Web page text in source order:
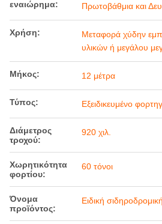
εναιώρημα: Πρωτοβάθμια και
Χρήση:
Μεταφορά χύδην
υλικών ή μεγάλου
Μήκος: 12 μέτρα
Τύπος: Εξειδικευμένο
Διάμετρος
τροχού:
920 χιλ.
Χωρητικότητα
φορτίου:
60 τόνοι
Όνομα
προϊόντος:
Ειδική